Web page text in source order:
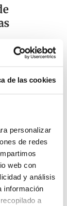
de las cookies
personalizar
de redes
web con
y análisis
información
a
de
donde
en
y
autor de
que se